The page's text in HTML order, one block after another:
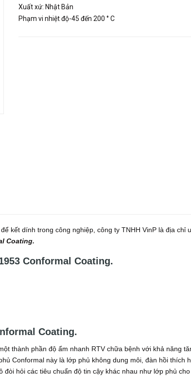
Xuất xứ: Nhật Bản
Phạm vi nhiệt độ-45 đến 200 ° C
kết dính trong công nghiệp, công ty TNHH VinP là địa chỉ
Coating.
Conformal Coating.
Coating.
thành phần độ ẩm nhanh RTV chữa bệnh với khả năng
Conformal này là lớp phủ không dung môi, đàn hồi thích
hỏi các tiêu chuẩn độ tin cậy khác nhau như lớp phủ cho